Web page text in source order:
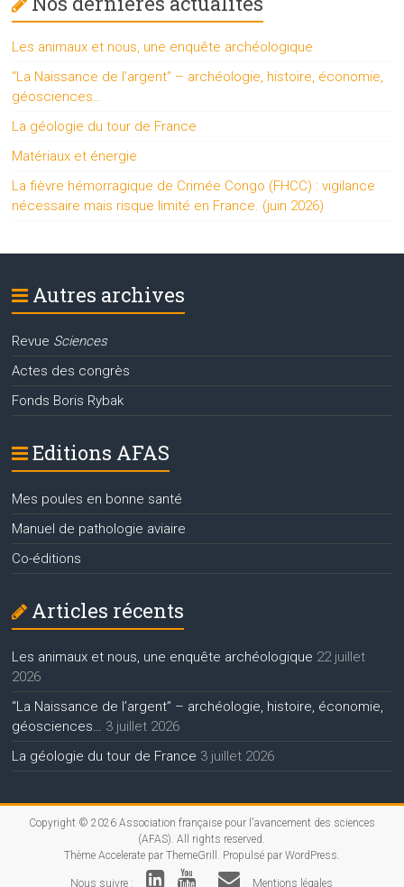
Les animaux et nous, une enquête archéologique
“La Naissance de l’argent” – archéologie, histoire, économie,
géosciences…
La géologie du tour de France
Matériaux et énergie
La fièvre hémorragique de Crimée Congo (FHCC) : vigilance
nécessaire mais risque limité en France. (juin 2026)
Autres archives
Revue Sciences
Actes des congrès
Fonds Boris Rybak
Editions AFAS
Mes poules en bonne santé
Manuel de pathologie aviaire
Co-éditions
Articles récents
Les animaux et nous, une enquête archéologique 22 juillet
2026
“La Naissance de l’argent” – archéologie, histoire, économie,
géosciences… 3 juillet 2026
La géologie du tour de France 3 juillet 2026
Copyright © 2026 Association française pour l'avancement des sciences
(AFAS) . All rights reserved.
Thème Acceleratepar ThemeGrill. Propulsé par WordPress
Nous suivre : Mentions légales